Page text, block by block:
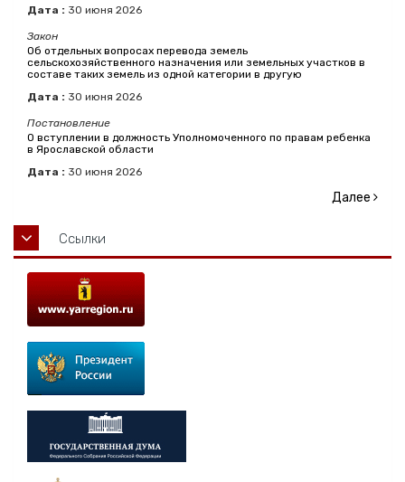
Дата : 30 июня 2026
Закон
Об отдельных вопросах перевода земель
сельскохозяйственного назначения или земельных участков в
составе таких земель из одной категории в другую
Дата : 30 июня 2026
Постановление
О вступлении в должность Уполномоченного по правам ребенка
в Ярославской области
Дата : 30 июня 2026
Далее
Ссылки